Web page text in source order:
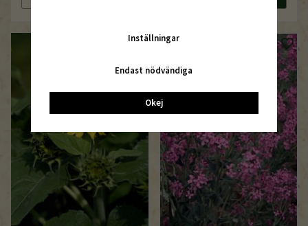
Inställningar
Endast nödvändiga
Okej